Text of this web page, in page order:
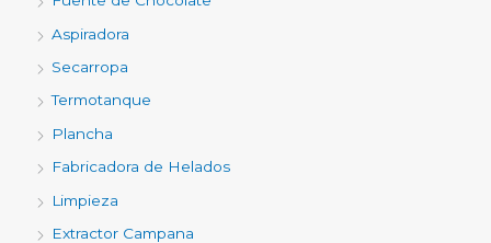
Aspiradora
Secarropa
Termotanque
Plancha
Fabricadora de Helados
Limpieza
Extractor Campana